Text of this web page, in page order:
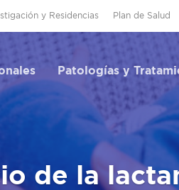
y Residencias Plan de Salud
Patologías y
de la